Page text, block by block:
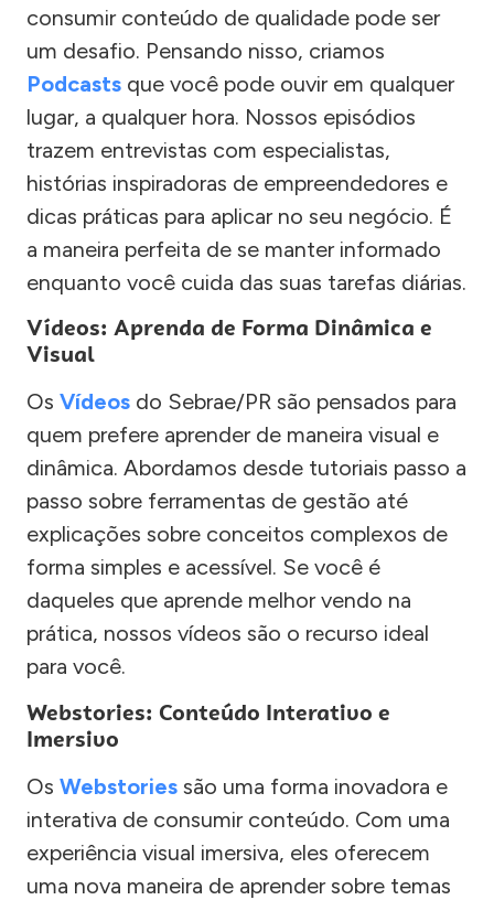
consumir conteúdo de qualidade pode ser
um desafio. Pensando nisso, criamos
Podcasts que você pode ouvir em qualquer
lugar, a qualquer hora. Nossos episódios
trazem entrevistas com especialistas,
histórias inspiradoras de empreendedores e
dicas práticas para aplicar no seu negócio. É
a maneira perfeita de se manter informado
enquanto você cuida das suas tarefas diárias.
Vídeos: Aprenda de Forma Dinâmica e
Visual
Os Vídeos do Sebrae/PR são pensados para
quem prefere aprender de maneira visual e
dinâmica. Abordamos desde tutoriais passo a
passo sobre ferramentas de gestão até
explicações sobre conceitos complexos de
forma simples e acessível. Se você é
daqueles que aprende melhor vendo na
prática, nossos vídeos são o recurso ideal
para você.
Webstories: Conteúdo Interativo e
Imersivo
Os Webstories são uma forma inovadora e
interativa de consumir conteúdo. Com uma
experiência visual imersiva, eles oferecem
uma nova maneira de aprender sobre temas